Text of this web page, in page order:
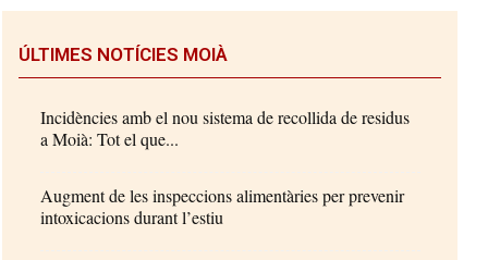
ÚLTIMES NOTÍCIES MOIÀ
Incidències amb el nou sistema de recollida de residus
a Moià: Tot el que...
Augment de les inspeccions alimentàries per prevenir
intoxicacions durant l’estiu